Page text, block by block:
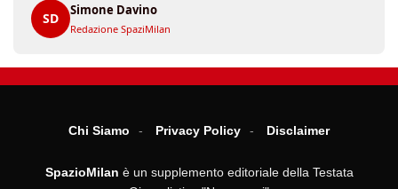
SD
Simone Davino
Redazione SpaziMilan
Chi Siamo Privacy Policy Disclaimer
SpazioMilan è un supplemento editoriale della Testata